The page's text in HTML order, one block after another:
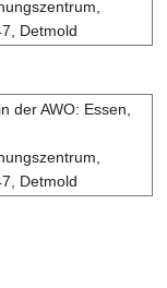
Detmold
der AWO: Essen,
Detmold